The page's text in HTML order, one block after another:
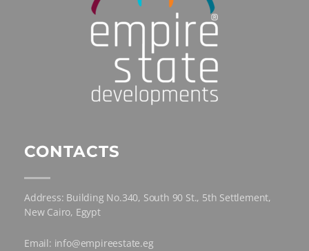
CONTACTS
Address: Building No.340, South 90 St., 5th Settlement,
New Cairo, Egypt
Email: info@empireestate.eg